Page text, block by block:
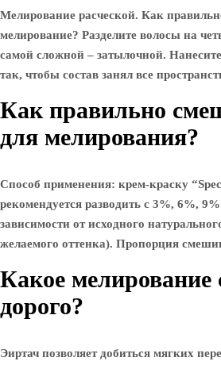
Мелирование расческой. Как
мелирование? Разделите волосы на
самой сложной – затылочной.
так, чтобы состав занял все
Как правильно
для мелирования?
Способ применения: крем-краску
рекомендуется разводить с 3%, 6%,
зависимости от исходного
желаемого оттенка). Пропорция
Какое мелирование
дорого?
Эиртач позволяет добиться мягких